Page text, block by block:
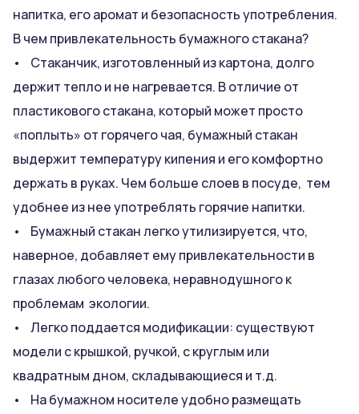
напитка, его аромат и безопасность употребления.
В чем привлекательность бумажного стакана?
• Стаканчик, изготовленный из картона, долго
держит тепло и не нагревается. В отличие от
пластикового стакана, который может просто
«поплыть» от горячего чая, бумажный стакан
выдержит температуру кипения и его комфортно
держать в руках. Чем больше слоев в посуде, тем
удобнее из нее употреблять горячие напитки.
• Бумажный стакан легко утилизируется, что,
наверное, добавляет ему привлекательности в
глазах любого человека, неравнодушного к
проблемам экологии.
• Легко поддается модификации: существуют
модели с крышкой, ручкой, с круглым или
квадратным дном, складывающиеся и т.д.
• На бумажном носителе удобно размещать